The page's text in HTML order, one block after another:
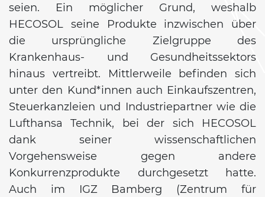
seien. Ein möglicher Grund, weshalb
HECOSOL seine Produkte inzwischen über
die ursprüngliche Zielgruppe des
Krankenhaus- und Gesundheitssektors
hinaus vertreibt. Mittlerweile befinden sich
unter den Kund*innen auch Einkaufszentren,
Steuerkanzleien und Industriepartner wie die
Lufthansa Technik, bei der sich HECOSOL
dank seiner wissenschaftlichen
Vorgehensweise gegen andere
Konkurrenzprodukte durchgesetzt hatte.
Auch im IGZ Bamberg (Zentrum für